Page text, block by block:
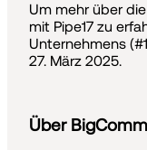
Um mehr über
mit Pipe17 zu
Unternehmens
27. März 2025.
Über